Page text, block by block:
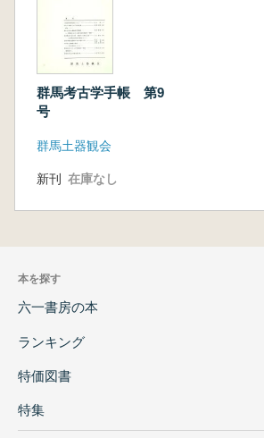
群馬考古学手帳 第9
号
群馬土器観会
新刊 在庫なし
本を探す
六一書房の本
ランキング
特価図書
特集